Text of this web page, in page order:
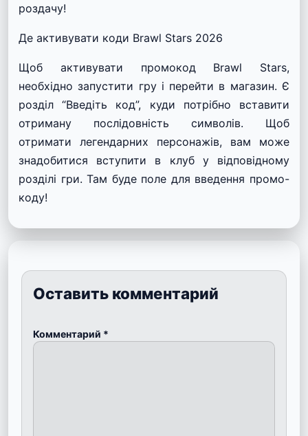
роздачу!
Де активувати коди Brawl Stars 2026
Щоб активувати промокод Brawl Stars,
необхідно запустити гру і перейти в магазин. Є
розділ “Введіть код”, куди потрібно вставити
отриману послідовність символів. Щоб
отримати легендарних персонажів, вам може
знадобитися вступити в клуб у відповідному
розділі гри. Там буде поле для введення промо-
коду!
Оставить комментарий
Комментарий *